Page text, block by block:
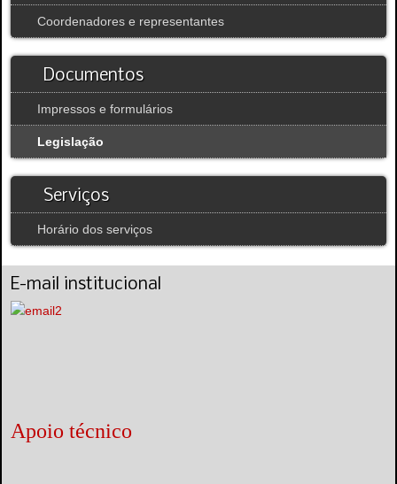
Coordenadores e representantes
Documentos
Impressos e formulários
Legislação
Serviços
Horário dos serviços
E-mail institucional
Apoio técnico